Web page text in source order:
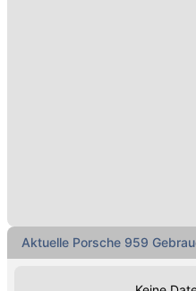
Aktuelle Porsche 959